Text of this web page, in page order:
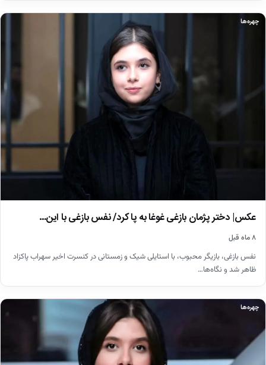
چهره‌ها
عکس| دختر پژمان بازغی غوغا به پا کرد/ نفس بازغی با این…
۸ ماه قبل
نفس بازغی، بازیگر محبوب، با استایلی شیک و زمستانی در کنسرت اخیر سهراب پاکزاد
ظاهر شد و نگاه‌ها…
چهره‌ها